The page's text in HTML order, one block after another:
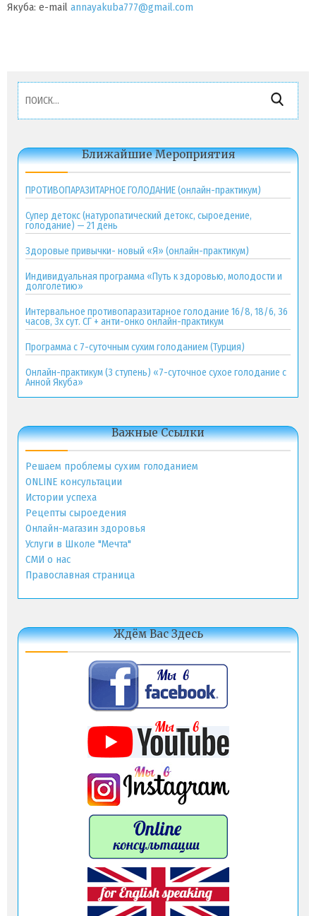
Якуба: e-mail annayakuba777@gmail.com
Найти:
Ближайшие Мероприятия
ПРОТИВОПАРАЗИТАРНОЕ ГОЛОДАНИЕ (онлайн-практикум)
Супер детокс (натуропатический детокс, сыроедение,
голодание) — 21 день
Здоровые привычки- новый «Я» (онлайн-практикум)
Индивидуальная программа «Путь к здоровью, молодости и
долголетию»
Интервальное противопаразитарное голодание 16/8, 18/6, 36
часов, 3х сут. СГ + анти-онко онлайн-практикум
Программа с 7-суточным сухим голоданием (Турция)
Онлайн-практикум (3 ступень) «7-суточное сухое голодание с
Анной Якуба»
Важные Ссылки
Решаем проблемы сухим голоданием
ONLINE консультации
Истории успеха
Рецепты сыроедения
Онлайн-магазин здоровья
Услуги в Школе "Мечта"
СМИ о нас
Православная страница
Ждём Вас Здесь